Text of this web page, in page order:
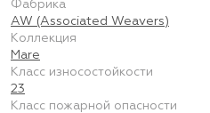
Фабрика
AW (Associated Weavers)
Коллекция
Mare
Класс износостойкости
23
Класс пожарной опасности